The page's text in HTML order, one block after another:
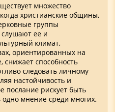
множество
христианские общины,
группы
ее и
климат,
ориентированных на
снижает способность
следовать личному
настойчивость и
послание рискует быть
одно мнение среди многих.